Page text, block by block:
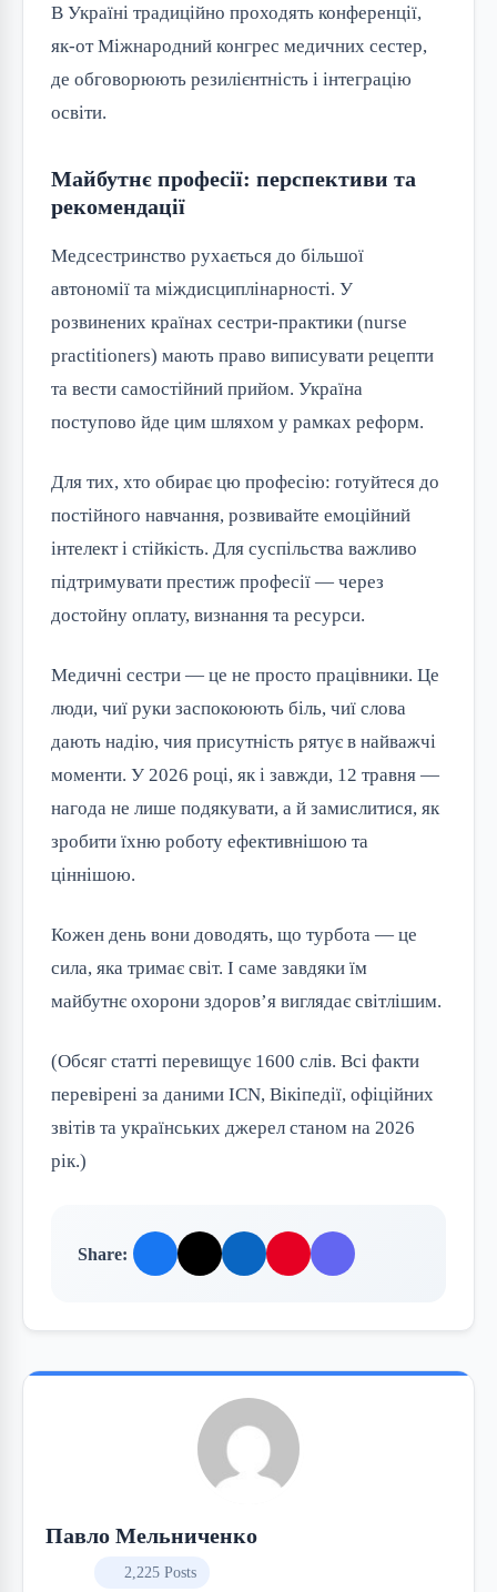
В Україні традиційно проходять конференції,
як-от Міжнародний конгрес медичних сестер,
де обговорюють резилієнтність і інтеграцію
освіти.
Майбутнє професії: перспективи та
рекомендації
Медсестринство рухається до більшої
автономії та міждисциплінарності. У
розвинених країнах сестри-практики (nurse
practitioners) мають право виписувати рецепти
та вести самостійний прийом. Україна
поступово йде цим шляхом у рамках реформ.
Для тих, хто обирає цю професію: готуйтеся до
постійного навчання, розвивайте емоційний
інтелект і стійкість. Для суспільства важливо
підтримувати престиж професії — через
достойну оплату, визнання та ресурси.
Медичні сестри — це не просто працівники. Це
люди, чиї руки заспокоюють біль, чиї слова
дають надію, чия присутність рятує в найважчі
моменти. У 2026 році, як і завжди, 12 травня —
нагода не лише подякувати, а й замислитися, як
зробити їхню роботу ефективнішою та
ціннішою.
Кожен день вони доводять, що турбота — це
сила, яка тримає світ. І саме завдяки їм
майбутнє охорони здоров’я виглядає світлішим.
(Обсяг статті перевищує 1600 слів. Всі факти
перевірені за даними ICN, Вікіпедії, офіційних
звітів та українських джерел станом на 2026
рік.)
Share:
Павло Мельниченко
2,225 Posts